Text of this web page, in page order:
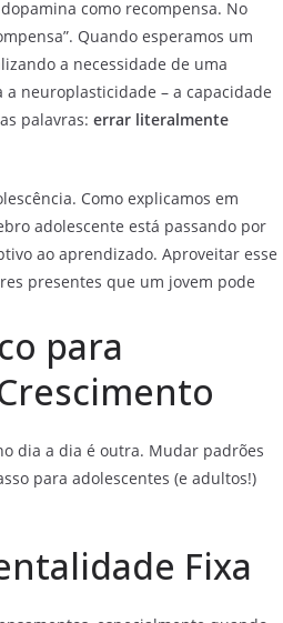
como recompensa. No
Quando esperamos um
a necessidade de uma
neuroplasticidade – a capacidade
palavras: errar literalmente
Como explicamos em
adolescente está passando por
ao aprendizado. Aproveitar esse
presentes que um jovem pode
para
dia a dia é outra. Mudar padrões
para adolescentes (e adultos!)
Fixa